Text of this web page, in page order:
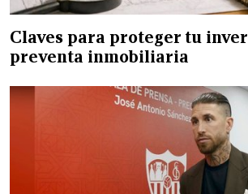
Claves para proteger tu
preventa inmobiliaria